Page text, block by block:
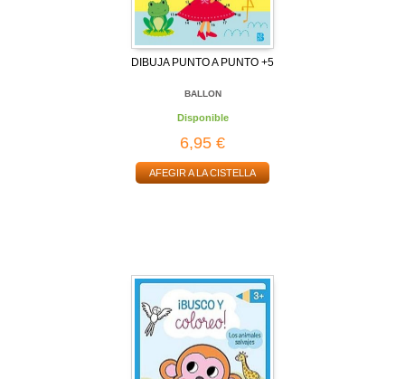
DIBUJA PUNTO A PUNTO +5
BALLON
Disponible
6,95 €
AFEGIR A LA CISTELLA